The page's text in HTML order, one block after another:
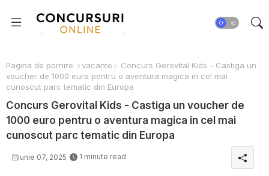
Pagina de pornire vacante
Concurs Gerovital Kids - Castiga un
voucher de 1000 euro pentru o aventura magica in cel mai
cunoscut parc tematic din Europa
Concurs Gerovital Kids - Castiga un voucher de
1000 euro pentru o aventura magica in cel mai
cunoscut parc tematic din Europa
iunie 07, 2025 1 minute read